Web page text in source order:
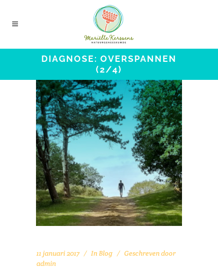
DIAGNOSE: OVERSPANNEN
(2/4)
11 januari 2017 In Blog
Geschreven door
admin